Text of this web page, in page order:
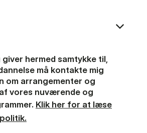
hermed samtykke til,
må kontakte mig
om arrangementer og
vores nuværende og
Klik her for at læse